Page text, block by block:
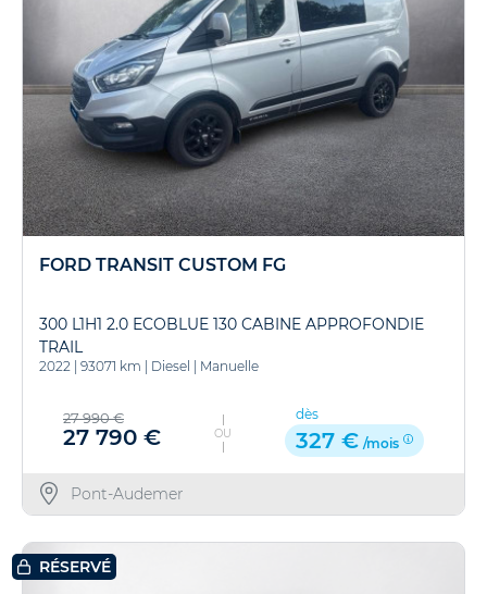
FORD TRANSIT CUSTOM FG
300 L1H1 2.0 ECOBLUE 130 CABINE APPROFONDIE
TRAIL
2022 93071 km Diesel Manuelle
27 990 €
27 790 € OU
dès
327 € /mois
Pont-Audemer
RÉSERVÉ